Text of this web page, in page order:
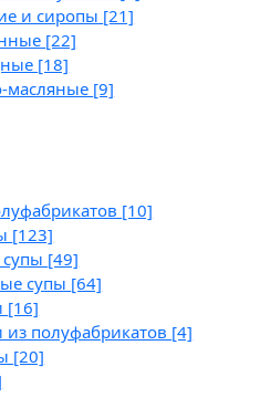
и сиропы [21]
[22]
[18]
масляные [9]
[10]
[123]
[49]
супы [64]
[16]
из полуфабрикатов [4]
[20]